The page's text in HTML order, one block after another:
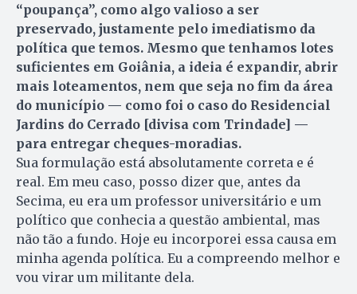
“poupança”, como algo valioso a ser
preservado, justamente pelo imediatismo da
política que temos. Mesmo que tenhamos lotes
suficientes em Goiânia, a ideia é expandir, abrir
mais loteamentos, nem que seja no fim da área
do município — como foi o caso do Residencial
Jardins do Cerrado [divisa com Trindade] —
para entregar cheques-moradias.
Sua formulação está absolutamente correta e é
real. Em meu caso, posso dizer que, antes da
Secima, eu era um professor universitário e um
político que conhecia a questão ambiental, mas
não tão a fundo. Hoje eu incorporei essa causa em
minha agenda política. Eu a compreendo melhor e
vou virar um militante dela.